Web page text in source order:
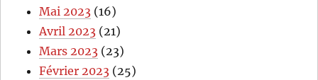
Mai 2023 (16)
Avril 2023 (21)
Mars 2023 (23)
Février 2023 (25)